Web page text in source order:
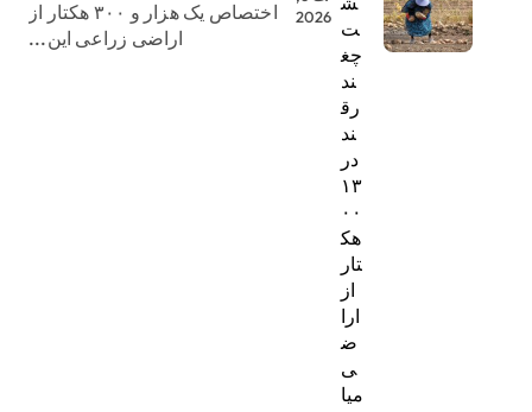
ت
چغ
ند
رق
ند
در
۱۳
۰۰
هک
تار
از
ارا
ض
ی
میا
2026
اختصاص یک هزار و ۳۰۰ هکتار از
اراضی زراعی این...